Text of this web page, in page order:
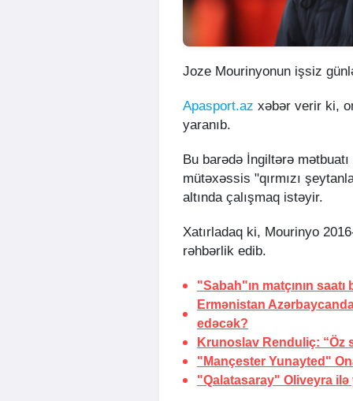
Joze Mourinyonun işsiz
Apasport.az xəbər verir ki,
yaranıb.
Bu barədə İngiltərə
mütəxəssis "qırmızı
altında çalışmaq istəyir.
Xatırladaq ki, Mourinyo
rəhbərlik edib.
"Sabah"ın matçının saatı
Ermənistan
edəcək?
Krunoslav Renduliç: “Öz
"Mançester Yunayted"
"Qalatasaray" Oliveyra ilə